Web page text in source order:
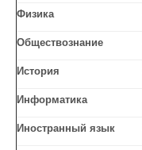
Физика
Обществознание
История
Информатика
Иностранный язык